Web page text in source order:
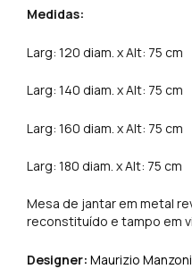
Medidas:
Larg: 120 diam. x Alt: 75 cm
Larg: 140 diam. x Alt: 75 cm
Larg: 160 diam. x Alt: 75 cm
Larg: 180 diam. x Alt: 75 cm
Mesa de jantar em metal
reconstituído e tampo em
Designer: Maurizio Manzoni